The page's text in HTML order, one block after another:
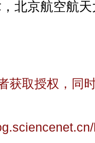
北京航空航
获取授权，同